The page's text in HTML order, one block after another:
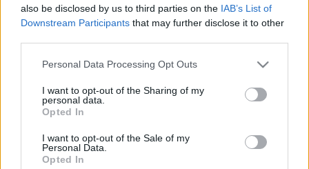
also be disclosed by us to third parties on the IAB’s List of
Downstream Participants that may further disclose it to other
Please note that this website/app uses one or more Google
not limited to your visit or usage behaviour. You may click to
grant or deny consent to Google and its third-party tags to
use your data for below specified purposes in below Google
consent section.
Personal Data Processing Opt Outs
I want to opt-out of the Sharing of my
personal data.
Opted In
I want to opt-out of the Sale of my
Personal Data.
Opted In
reményekkel tekintenek ez elé,írja a
felszámolta a kulturális adminisztrációt, Lula pedig a
kampányában a minisztérium újbóli létrehozása mellett
forrásokat is ígért. A leendő miniszter személyéről még
folynak a találgatások, felmerült Daniela Mercury énekesnő,